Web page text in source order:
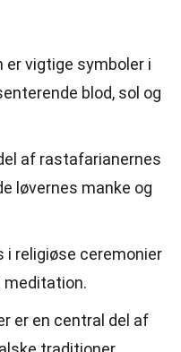
er vigtige symboler i
blod, sol og
af rastafarianernes
løvernes manke og
i religiøse ceremonier
meditation.
er en central del af